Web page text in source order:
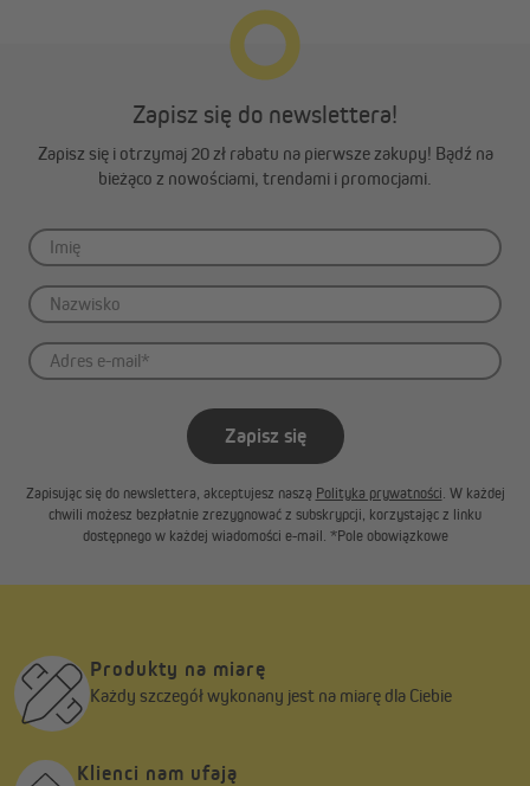
Zapisz się do newslettera!
Zapisz się i otrzymaj 20 zł rabatu na pierwsze zakupy! Bądź na
bieżąco z nowościami, trendami i promocjami.
Zapisz się
Zapisując się do newslettera, akceptujesz naszą Polityka prywatności . W każdej
chwili możesz bezpłatnie zrezygnować z subskrypcji, korzystając z linku
dostępnego w każdej wiadomości e-mail. *Pole obowiązkowe
Produkty na miarę
Każdy szczegół wykonany jest na miarę dla Ciebie
Klienci nam ufają